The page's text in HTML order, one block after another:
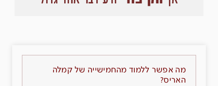
מה אפשר ללמוד מהחמישייה של קמלה
האריס?